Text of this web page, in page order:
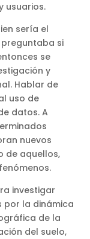
usuarios.
sería el
si
se
y
Hablar de
uso de
datos. A
nuevos
de aquellos,
investigar
por la dinámica
de la
del suelo,